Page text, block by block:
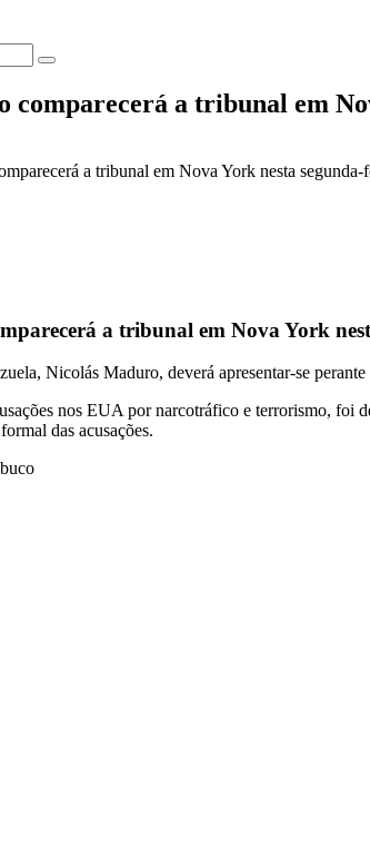
comparecerá a tribunal em
a tribunal em Nova York nesta segunda-
a tribunal em Nova York
Nicolás Maduro, deverá apresentar-se
nos EUA por narcotráfico e terrorismo, foi
das acusações.